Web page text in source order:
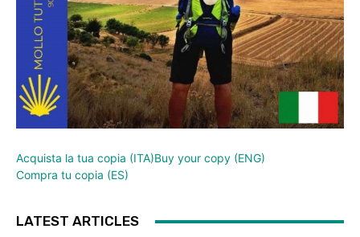
Acquista la tua copia (ITA)Buy your copy (ENG)
Compra tu copia (ES)
LATEST ARTICLES